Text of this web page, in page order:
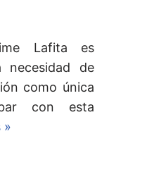
Lafita es
necesidad de
como única
con esta
»